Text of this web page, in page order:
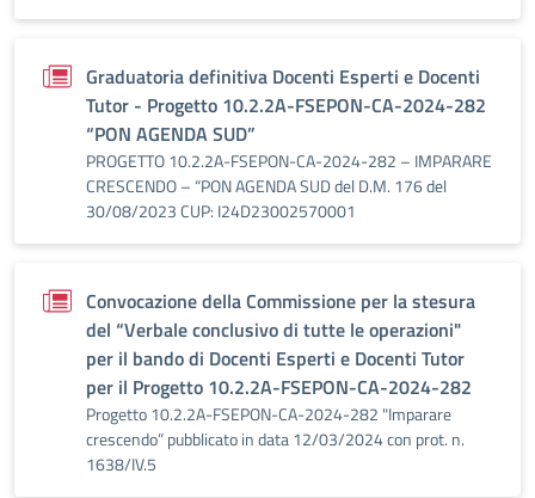
Graduatoria definitiva Docenti Esperti e Docenti
Tutor - Progetto 10.2.2A-FSEPON-CA-2024-282
“PON AGENDA SUD”
PROGETTO 10.2.2A-FSEPON-CA-2024-282 – IMPARARE
CRESCENDO – “PON AGENDA SUD del D.M. 176 del
30/08/2023 CUP: I24D23002570001
Convocazione della Commissione per la stesura
del “Verbale conclusivo di tutte le operazioni"
per il bando di Docenti Esperti e Docenti Tutor
per il Progetto 10.2.2A-FSEPON-CA-2024-282
Progetto 10.2.2A-FSEPON-CA-2024-282 "Imparare
crescendo” pubblicato in data 12/03/2024 con prot. n.
1638/IV.5